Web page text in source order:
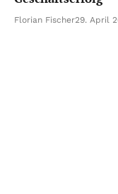
Florian Fischer29. April